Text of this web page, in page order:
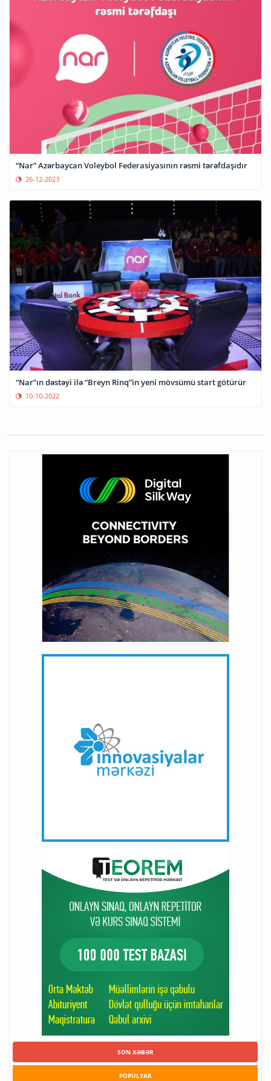
“Nar” Azərbaycan Voleybol Federasiyasının rəsmi tərəfdaşıdır
26-12-2023
10-10-2022
SON XƏBƏR
POPULYAR